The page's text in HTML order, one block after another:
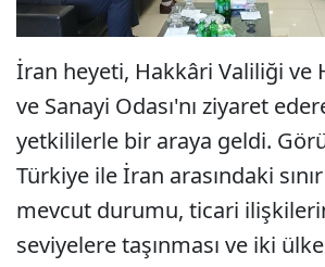
İran heyeti, Hakkâri Valiliği ve
ve Sanayi Odası'nı ziyaret
yetkililerle bir araya geldi.
Türkiye ile İran arasındaki
mevcut durumu, ticari
seviyelere taşınması ve iki